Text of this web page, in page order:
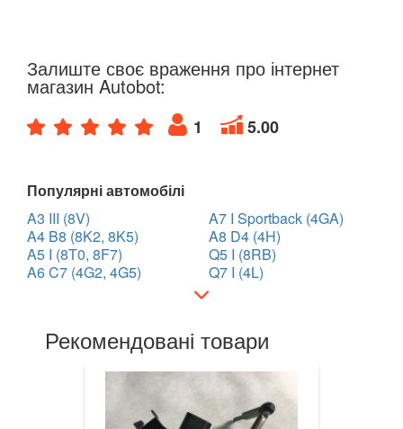
JAGUAR
JEEP
LANCIA
LAND ROVER
LEXUS
Залиште своє враження про інтернет
магазин Autobot:
1 5.00
Популярні автомобілі
A3 III (8V)
A4 B8 (8K2, 8K5)
A5 I (8T0, 8F7)
A6 C7 (4G2, 4G5)
A7 I Sportback (4GA)
A8 D4 (4H)
Q5 I (8RB)
Q7 I (4L)
Рекомендовані товари